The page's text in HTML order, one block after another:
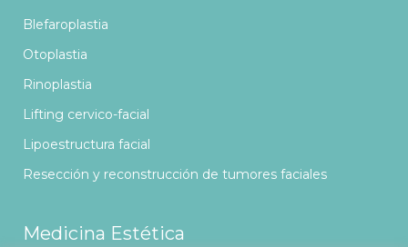
Blefaroplastia
Otoplastia
Rinoplastia
Lifting cervico-facial
Lipoestructura facial
Resección y reconstrucción de tumores faciales
Medicina Estética